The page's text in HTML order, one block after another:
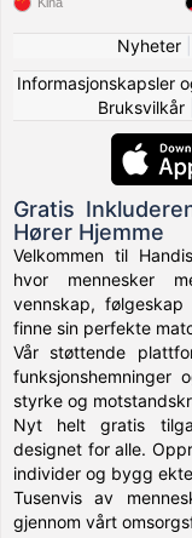
Nyheter|
Informasjonskapsler
Bruksvilkår
Gratis
Hører Hjemme
Velkommen til
hvor mennesker
vennskap,
finne sin perfekte
Vår støttende
funksjonshemninger
styrke og
Nyt helt gratis
designet for alle.
individer og bygg
Tusenvis av
gjennom vårt